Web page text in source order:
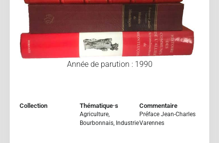
Année de parution : 1990
Collection Thématique·s
Agriculture,
Bourbonnais, Industrie
Commentaire
Préface Jean-Charles
Varennes